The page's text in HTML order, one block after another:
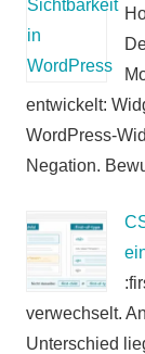
entwickelt:
WordPress-
Negation.
verwechselt.
Unterschied